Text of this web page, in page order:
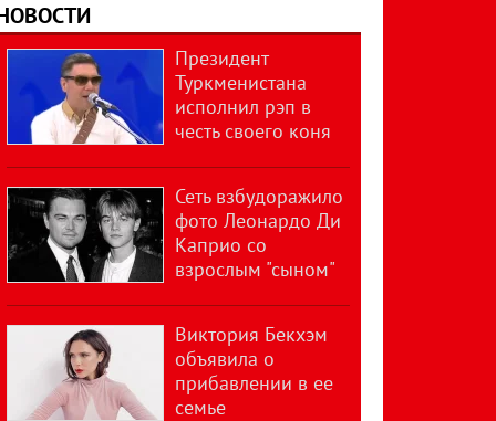
Президент
Туркменистана
исполнил рэп в
честь своего коня
Сеть взбудоражило
фото Леонардо Ди
Каприо со
взрослым "сыном"
Виктория Бекхэм
объявила о
прибавлении в ее
семье